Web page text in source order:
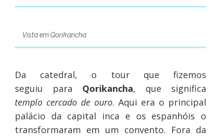
Vista em Qorikancha
Da catedral, o tour que fizemos
seguiu para Qorikancha, que significa
templo cercado de ouro. Aqui era o principal
palácio da capital inca e os espanhóis o
transformaram em um convento. Fora da